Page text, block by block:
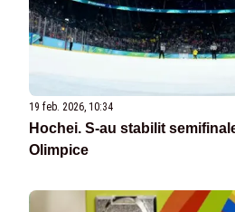
19 feb. 2026, 10:34
Hochei. S-au stabilit
Olimpice